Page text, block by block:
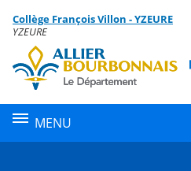
Menu de la rubrique
Contenu
Collège François Villon - YZEURE
YZEURE
MENU